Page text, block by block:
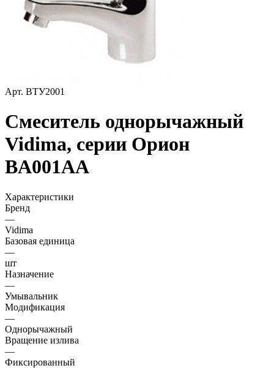
Арт. ВТУ2001
Смеситель однорычажный
Vidima, серии Орион
BA001AA
Характеристики
Бренд
—
Vidima
Базовая единица
—
шт
Назначение
—
Умывальник
Модификация
—
Однорычажный
Вращение излива
—
Фиксированный